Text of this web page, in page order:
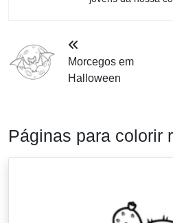
Morcegos em
Halloween
Páginas para colorir